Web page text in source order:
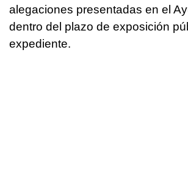
alegaciones presentadas en el
dentro del plazo de exposición
expediente.